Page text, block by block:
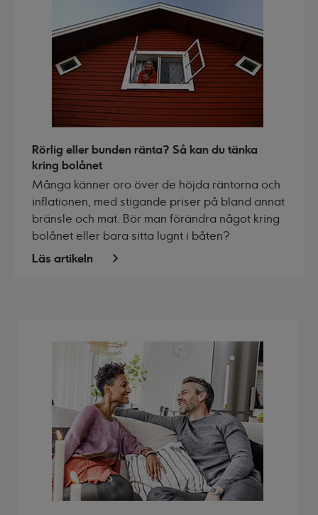
Rörlig eller bunden ränta? Så kan du tänka
kring bolånet
Många känner oro över de höjda räntorna och
inflationen, med stigande priser på bland annat
bränsle och mat. Bör man förändra något kring
bolånet eller bara sitta lugnt i båten?
Läs artikeln